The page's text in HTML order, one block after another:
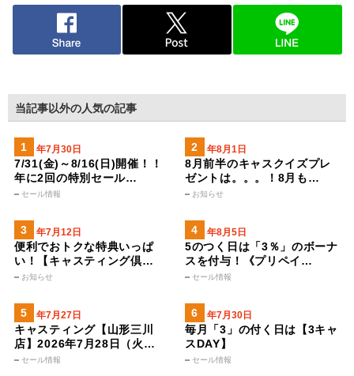
当記事以外の人気の記事
2026年7月30日
7/31(金)～8/16(日)開催！！
年に2回の特別セール…
セール情報
2026年8月1日
8月前半のキャスクイズプレ
ゼントは。。。！8月も…
お知らせ
2023年7月12日
便利でおトクな特典いっぱ
い！【キャスティング倶…
お知らせ
2026年8月5日
5のつく日は「3％」のボーナ
スを付与！《プリペイ…
セール情報
2026年7月27日
キャスティング【山形三川
店】2026年7月28日（火…
セール情報
2026年7月30日
毎月「3」の付く日は【3キャ
スDAY】
セール情報